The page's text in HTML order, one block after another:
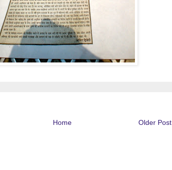
Older Post
Home